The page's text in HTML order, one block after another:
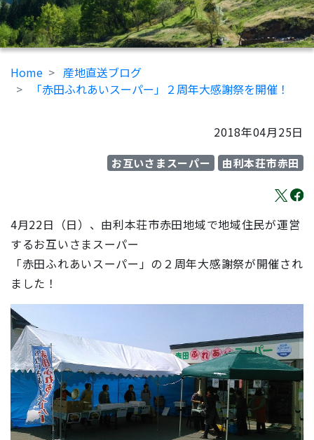
Home
産地直送ブログ
「赤田ふれあいスーパー」２周年大感謝祭を開催！
2018年04月25日
お互いさまスーパー 由利本荘市赤田
4月22日（日）、由利本荘市赤田地域で地域住民が運営
するお互いさまスーパー
「赤田ふれあいスーパー」の２周年大感謝祭が開催され
ました！